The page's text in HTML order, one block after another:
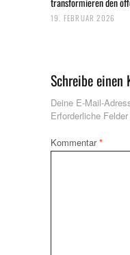
19. FEBRUAR 2026
Schreibe einen
Deine E-Mail-
Erforderliche
Kommentar*